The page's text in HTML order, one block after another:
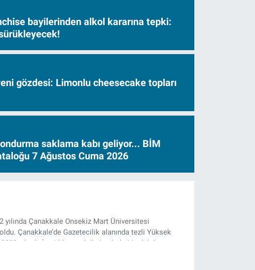
bayilerinden alkol kararına tepki:
gözdesi: Limonlu cheesecake topları
saklama kabı geliyor... BİM
7 Ağustos Cuma 2026
yılında Çanakkale Onsekiz Mart Üniversitesi
Çanakkale’de Gazetecilik alanında tezli Yüksek
yılında İzmir’de mesleğe başladı. Meslek hayatı
devam ediyor.